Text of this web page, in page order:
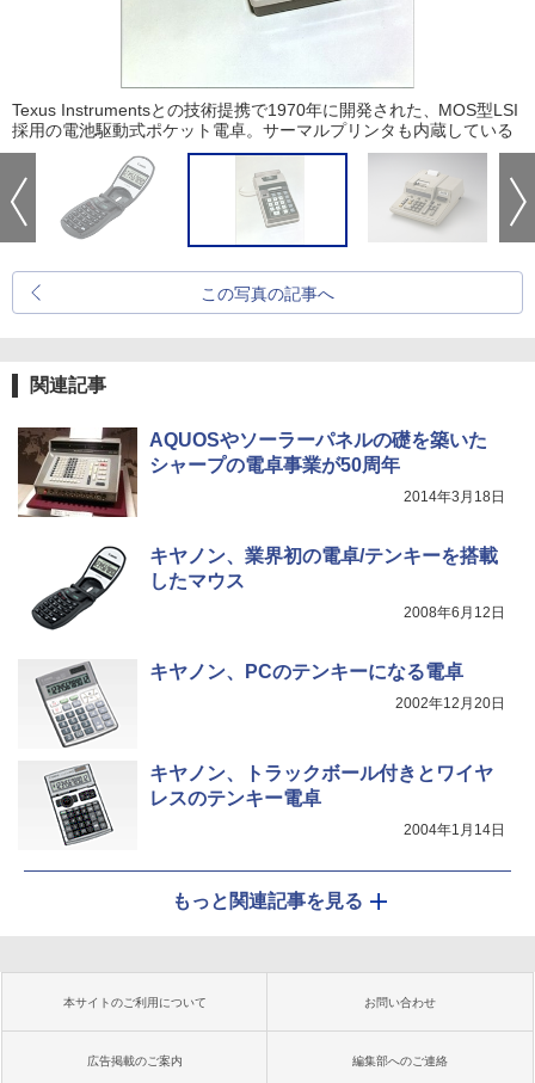
Texus Instrumentsとの技術提携で1970年に開発された、MOS型LSI
採用の電池駆動式ポケット電卓。サーマルプリンタも内蔵している
この写真の記事へ
関連記事
AQUOSやソーラーパネルの礎を築いた
シャープの電卓事業が50周年
2014年3月18日
キヤノン、業界初の電卓/テンキーを搭載
したマウス
2008年6月12日
キヤノン、PCのテンキーになる電卓
2002年12月20日
キヤノン、トラックボール付きとワイヤ
レスのテンキー電卓
2004年1月14日
もっと関連記事を見る
本サイトのご利用について お問い合わせ
広告掲載のご案内 編集部へのご連絡